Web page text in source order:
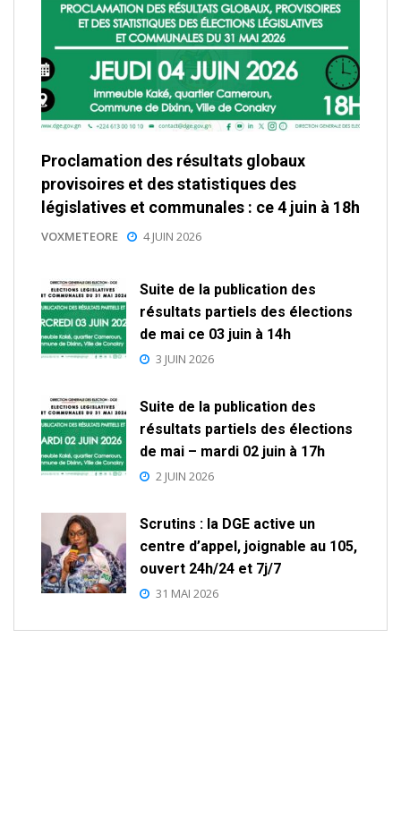
Proclamation des résultats globaux
provisoires et des statistiques des
législatives et communales : ce 4 juin à 18h
VOXMETEORE 4 JUIN 2026
Suite de la publication des
résultats partiels des élections
de mai ce 03 juin à 14h
3 JUIN 2026
Suite de la publication des
résultats partiels des élections
de mai – mardi 02 juin à 17h
2 JUIN 2026
Scrutins : la DGE active un
centre d’appel, joignable au 105,
ouvert 24h/24 et 7j/7
31 MAI 2026